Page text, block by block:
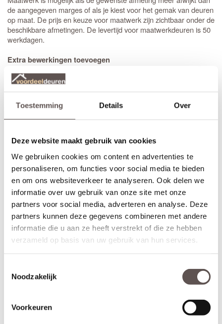
Toestemming Details Over
Deze website maakt gebruik van cookies
We gebruiken cookies om content en advertenties te
personaliseren, om functies voor social media te bieden
en om ons websiteverkeer te analyseren. Ook delen we
informatie over uw gebruik van onze site met onze
partners voor social media, adverteren en analyse. Deze
partners kunnen deze gegevens combineren met andere
informatie die u aan ze heeft verstrekt of die ze hebben
verzameld op basis van uw gebruik van hun services.
Noodzakelijk
Voorkeuren
de aangegeven marges of als je kiest voor het gemak van deuren
op maat. De prijs en keuze voor maatwerk zijn zichtbaar onder de
beschikbare afmetingen. De levertijd voor maatwerkdeuren is 50
werkdagen.
Extra bewerkingen toevoegen
een 3-puntsluiting of een valdorpel in de deur frezen. De hoogte
van een slotgat of 3-puntsluiting wordt op een standaard hoogte
gemeten vanaf de onderzijde van de deur. Let op! De
draairichtingvan de deur is van belang. Maak je keuze uit het
Geschikt voor buitendeuren waarbij aan de buitenzijde van een
deur eendeurknopwordt gemonteerd en aan de binnenzijde een
deurkruk. Sleutelbediende sloten worden meestal geplaatst op
eenvoordeur . De infrezing in de deur wordt beschermd met
grondverf en de 3-puntsluiting gemonteerd.
* Krukbediende 3-puntsluiting(achterdeur)
Geschikt voor buitendeuren waarbij aan de buitenzijde en
binnenzijde een deurkrukwordt gemonteerd. Krukbediende
Voordeuren worden afgehangen met scharnieren die met
schroeven zowel in de deur als op het kozijn worden gemonteerd.
kogellagerscharnierenaan